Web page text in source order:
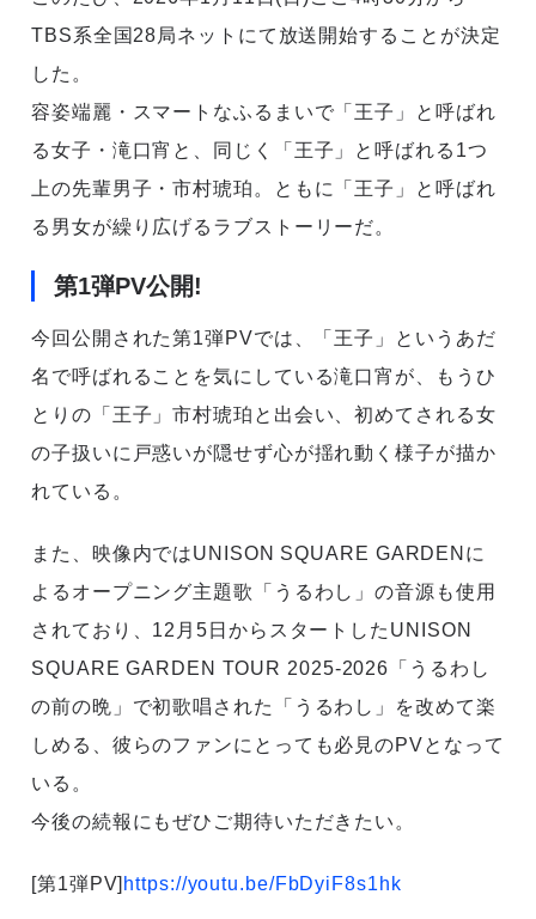
TBS系全国28局ネットにて放送開始することが決定
した。
容姿端麗・スマートなふるまいで「王子」と呼ばれ
る女子・滝口宵と、同じく「王子」と呼ばれる1つ
上の先輩男子・市村琥珀。ともに「王子」と呼ばれ
る男女が繰り広げるラブストーリーだ。
第1弾PV公開!
今回公開された第1弾PVでは、「王子」というあだ
名で呼ばれることを気にしている滝口宵が、もうひ
とりの「王子」市村琥珀と出会い、初めてされる女
の子扱いに戸惑いが隠せず心が揺れ動く様子が描か
れている。
また、映像内ではUNISON SQUARE GARDENに
よるオープニング主題歌「うるわし」の音源も使用
されており、12月5日からスタートしたUNISON
SQUARE GARDEN TOUR 2025-2026「うるわし
の前の晩」で初歌唱された「うるわし」を改めて楽
しめる、彼らのファンにとっても必見のPVとなって
いる。
今後の続報にもぜひご期待いただきたい。
[第1弾PV] https://youtu.be/FbDyiF8s1hk